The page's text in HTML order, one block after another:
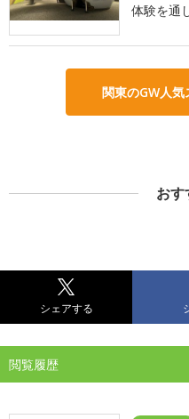
体験を通
関東のGW人
おす
シェアする
閲覧履歴